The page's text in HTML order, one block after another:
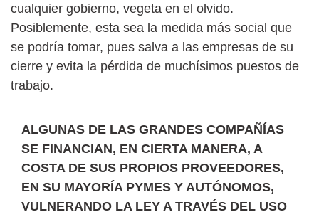
cualquier gobierno, vegeta en el olvido.
Posiblemente, esta sea la medida más social que
se podría tomar, pues salva a las empresas de su
cierre y evita la pérdida de muchísimos puestos de
trabajo.
ALGUNAS DE LAS GRANDES COMPAÑÍAS
SE FINANCIAN, EN CIERTA MANERA, A
COSTA DE SUS PROPIOS PROVEEDORES,
EN SU MAYORÍA PYMES Y AUTÓNOMOS,
VULNERANDO LA LEY A TRAVÉS DEL USO